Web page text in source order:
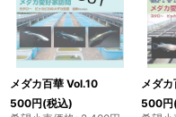
メダカ百華 Vol.10
500円(税込)
メダ
500円